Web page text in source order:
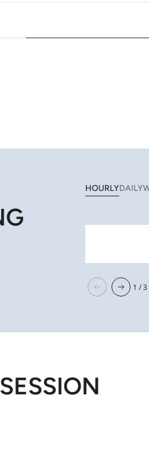
HOURLYDAILY
1 / 3